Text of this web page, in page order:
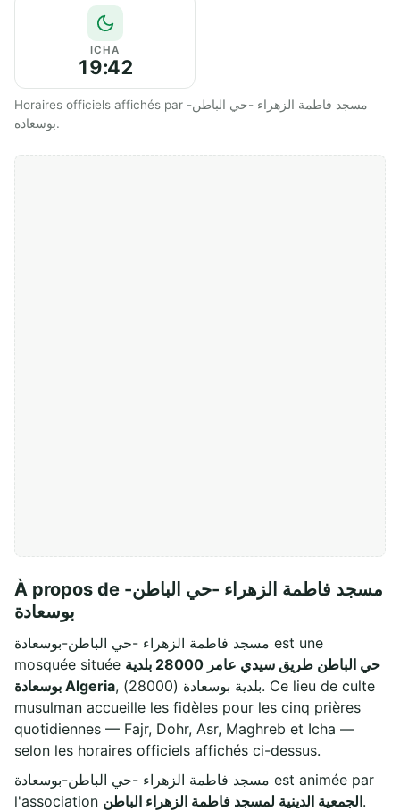
ICHA
19:42
Horaires officiels affichés par مسجد فاطمة الزهراء -حي الباطن-
بوسعادة.
À propos de مسجد فاطمة الزهراء -حي الباطن-
بوسعادة
مسجد فاطمة الزهراء -حي الباطن-بوسعادة est une
mosquée située حي الباطن طريق سيدي عامر 28000 بلدية
بوسعادة Algeria, بلدية بوسعادة (28000). Ce lieu de culte
musulman accueille les fidèles pour les cinq prières
quotidiennes — Fajr, Dohr, Asr, Maghreb et Icha —
selon les horaires officiels affichés ci-dessus.
مسجد فاطمة الزهراء -حي الباطن-بوسعادة est animée par
l'association الجمعية الدينية لمسجد فاطمة الزهراء الباطن.